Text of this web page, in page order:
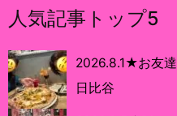
人気記事トップ5
2026.8.1★お友
日比谷